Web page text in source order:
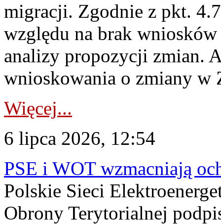
migracji. Zgodnie z pkt.
względu na brak
analizy propozycji zmian.
wnioskowania o zmiany w
Więcej...
6 lipca 2026, 12:54
PSE i WOT wzmacniają
Polskie Sieci
Obrony Terytorialnej